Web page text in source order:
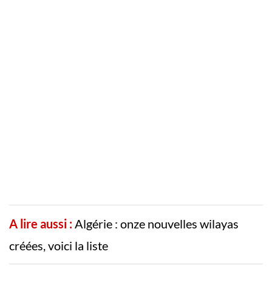
A lire aussi : Algérie : onze nouvelles wilayas
créées, voici la liste